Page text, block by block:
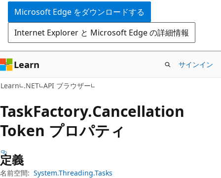
ツ
に
ス
キ
ッ
プ
ー
シ
ョ
ン
に
ス
キ
ッ
プ
Microsoft Edge をダウンロードする
Internet Explorer と Microsoft Edge の詳細情報
Learn サインイン
Learn .NET API ブラウザー
TaskFactory.Cancellation
Token プロパティ
定義
名前空間: System.Threading.Tasks